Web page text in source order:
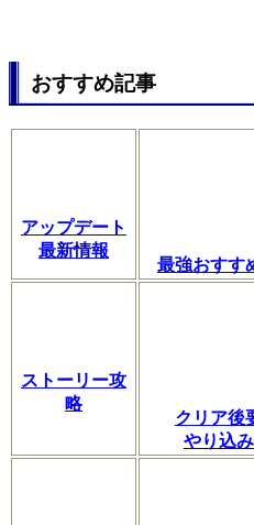
おすすめ記事
アップデート
最新情報
最強おすす
ストーリー攻
略
クリア後
やり込